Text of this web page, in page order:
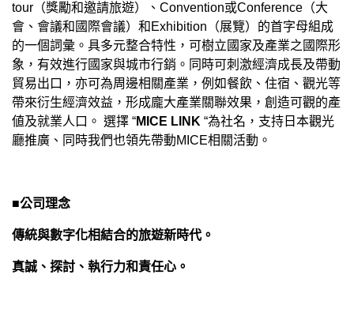
tour（獎勵和邀請旅遊）、Convention或Conference（大
會、會議和國際會議）和Exhibition（展覽）的首字母組成
的一個詞彙。具多元整合特性，可樹立國家及產業之國際形
象，有效進行國家與城市行銷。同時可刺激經濟成長及帶動
貿易出口，亦可為周邊相關產業，例如餐飲、住宿、觀光等
帶來衍生經濟效益，形成龐大產業關聯效果，創造可觀的產
値及就業人口。 選擇 “MICE LINK “為社名，支持日本觀光
廳推廣、同時我們也領先帶動MICE相關活動。
■公司理念
傳統與數字化相結合的旅遊新時代。
真誠、探討、執行力和責任心。